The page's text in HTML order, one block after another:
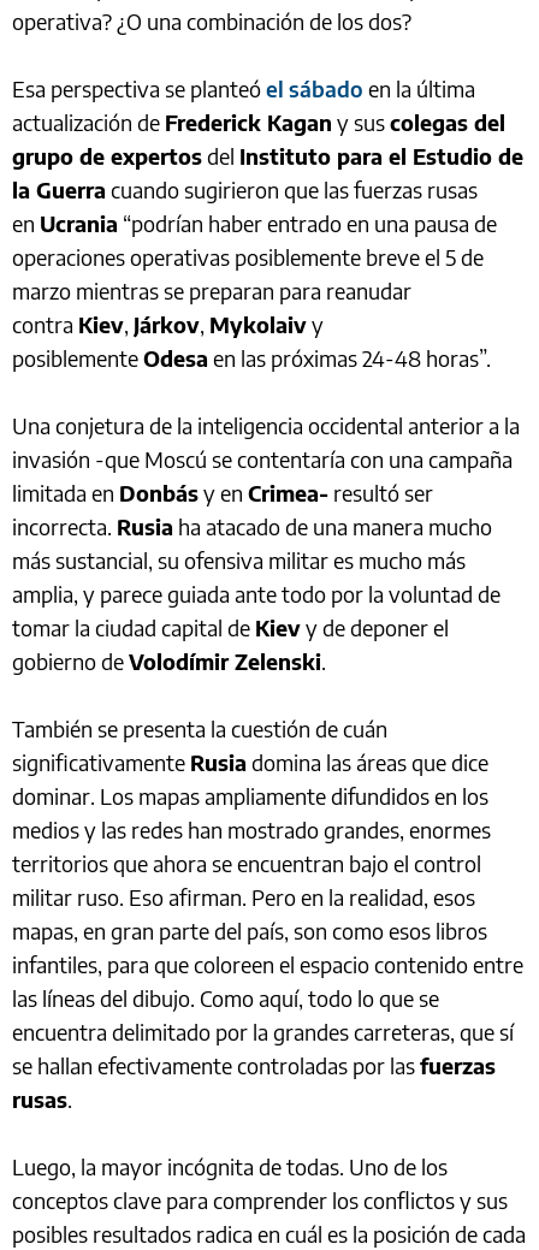
operativa? ¿O una combinación de los dos?
Esa perspectiva se planteóel sábado en la última
actualización de Frederick Kagan y suscolegas del
grupo de expertosdel Instituto para el Estudio de
la Guerra cuando sugirieron que las fuerzas rusas
en Ucrania “podrían haber entrado en una pausa de
operaciones operativas posiblemente breve el 5 de
marzo mientras se preparan para reanudar
contra Kiev, Járkov, Mykolaivy
posiblementeOdesa en las próximas 24-48 horas”.
Una conjetura de la inteligencia occidental anterior a la
invasión -que Moscú se contentaría con una campaña
limitada en Donbásy en Crimea- resultó ser
incorrecta. Rusia ha atacado de una manera mucho
más sustancial, su ofensiva militar es mucho más
amplia, y parece guiada ante todo por la voluntad de
tomar la ciudad capital de Kievy de deponer el
gobierno deVolodímir Zelenski.
También se presenta la cuestión de cuán
significativamente Rusia domina las áreas que dice
dominar. Los mapas ampliamente difundidos en los
medios y las redes han mostrado grandes, enormes
territorios que ahora se encuentran bajo el control
militar ruso. Eso afirman. Pero en la realidad, esos
mapas, en gran parte del país, son como esos libros
infantiles, para que coloreen el espacio contenido entre
las líneas del dibujo. Como aquí, todo lo que se
encuentra delimitado por la grandes carreteras, que sí
se hallan efectivamente controladas por lasfuerzas
rusas.
Luego, la mayor incógnita de todas. Uno de los
conceptos clave para comprender los conflictos y sus
posibles resultados radica en cuál es la posición de cada